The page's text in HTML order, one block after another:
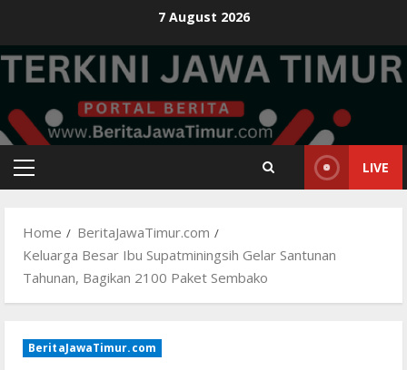
content
7 August 2026
Primary
LIVE
Home
BeritaJawaTimur.com
Keluarga Besar Ibu Supatminingsih Gelar Santunan
Tahunan, Bagikan 2100 Paket Sembako
BeritaJawaTimur.com